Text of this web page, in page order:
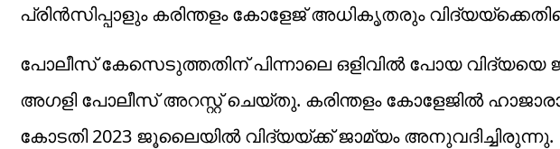
പ്രിന്‍സിപ്പാളും കരിന്തളം കോളേജ് അധികൃതരും
പോലീസ് കേസെടുത്തതിന് പിന്നാലെ ഒളിവില്‍ പോയ വിദ്യയെ
അഗളി പോലീസ് അറസ്റ്റ് ചെയ്തു. കരിന്തളം കോളേജില്‍
കോടതി 2023 ജൂലൈയില്‍ വിദ്യയ്ക്ക് ജാമ്യം അനുവദിച്ചിരുന്നു.